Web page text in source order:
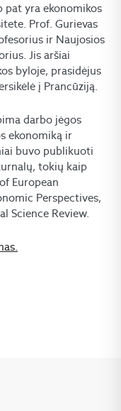
pat yra ekonomikos
Prof. Gurievas
ir Naujosios
Jis aršiai
byloje, prasidėjus
į Prancūziją.
darbo jėgos
ekonomiką ir
buvo publikuoti
tokių kaip
European
Perspectives,
Science Review.